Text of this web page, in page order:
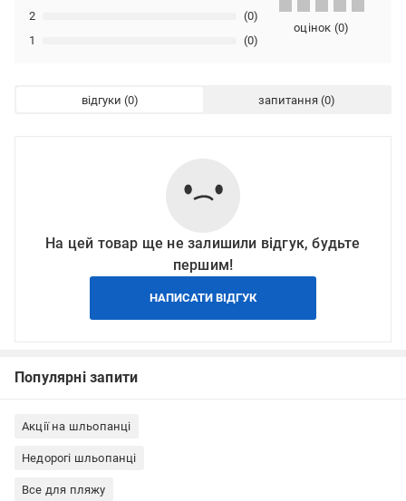
1 (0)
2 (0)
оцінок (0)
відгуки запитання
На цей товар ще не залишили відгук, будьте
першим!
НАПИСАТИ ВІДГУК
Популярні запити
Акції на шльопанці
Недорогі шльопанці
Все для пляжу